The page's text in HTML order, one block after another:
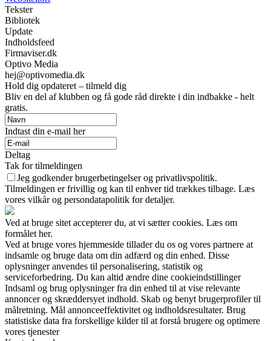
Tekster
Bibliotek
Update
Indholdsfeed
Firmaviser.dk
Optivo Media
hej@optivomedia.dk
Hold dig opdateret – tilmeld dig
Bliv en del af klubben og få gode råd direkte i din indbakke - helt
gratis.
Indtast din e-mail her
Deltag
Tak for tilmeldingen
Jeg godkender brugerbetingelser og privatlivspolitik.
Tilmeldingen er frivillig og kan til enhver tid trækkes tilbage. Læs
vores vilkår og persondatapolitik for detaljer.
Ved at bruge sitet accepterer du, at vi sætter cookies. Læs om
formålet her.
Ved at bruge vores hjemmeside tillader du os og vores partnere at
indsamle og bruge data om din adfærd og din enhed. Disse
oplysninger anvendes til personalisering, statistik og
serviceforbedring. Du kan altid ændre dine cookieindstillinger
Indsaml og brug oplysninger fra din enhed til at vise relevante
annoncer og skræddersyet indhold. Skab og benyt brugerprofiler til
målretning. Mål annonceeffektivitet og indholdsresultater. Brug
statistiske data fra forskellige kilder til at forstå brugere og optimere
vores tjenester